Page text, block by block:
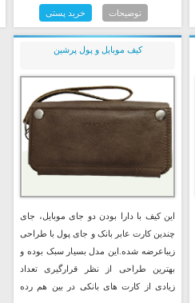
توضیحات خرید پستی
کیف موبایل و پول پرشین
این کیف با دارا بودن دو جای موبایل، جای
چندین کارت عابر بانک و جای پول با طراحی
زیباعرضه شده.این مدل بسیار سبک بوده و
بهترین طراحی از نظر قرارگیری تعداد
زیادی از کارت های بانکی در بین هم رده